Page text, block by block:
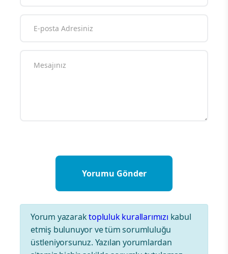
Yorum yazaraktopluluk kurallarımızı kabul
etmiş bulunuyor ve tüm sorumluluğu
üstleniyorsunuz. Yazılan yorumlardan